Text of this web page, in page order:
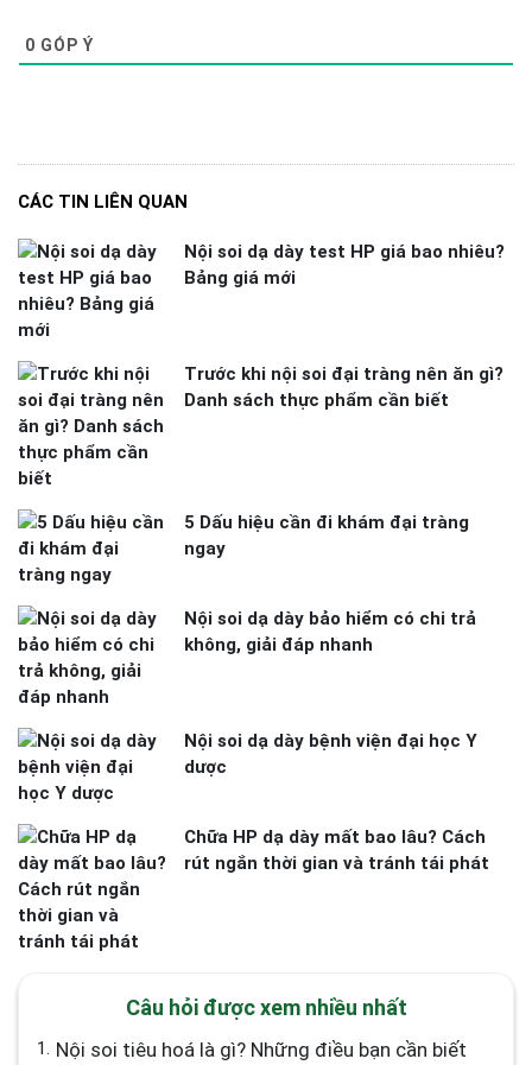
0 GÓP Ý
CÁC TIN LIÊN QUAN
Nội soi dạ dày test HP giá bao nhiêu?
Bảng giá mới
Trước khi nội soi đại tràng nên ăn gì?
Danh sách thực phẩm cần biết
5 Dấu hiệu cần đi khám đại tràng
ngay
Nội soi dạ dày bảo hiểm có chi trả
không, giải đáp nhanh
Nội soi dạ dày bệnh viện đại học Y
dược
Chữa HP dạ dày mất bao lâu? Cách
rút ngắn thời gian và tránh tái phát
Câu hỏi được xem nhiều nhất
1.
Nội soi tiêu hoá là gì? Những điều bạn cần biết